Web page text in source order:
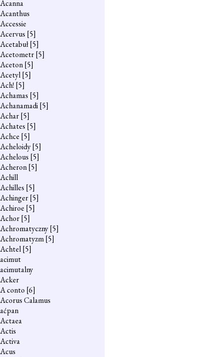
Acanna
Acanthus
Accessie
Acervus [5]
Acetabuł[5]
Acetometr[5]
Aceton[5]
Acetyl[5]
Ach! [5]
Achamas [5]
Achanamadi[5]
Achar[5]
Achates [5]
Achce [5]
Acheloidy[5]
Achelous [5]
Acheron[5]
Achill
Achilles [5]
Achinger[5]
Achiroe [5]
Achor[5]
Achromatyczny[5]
Achromatyzm[5]
Achtel[5]
acimut
acimutalny
Acker
A conto [6]
Acorus Calamus
aćpan
Actaea
Actis
Activa
Acus